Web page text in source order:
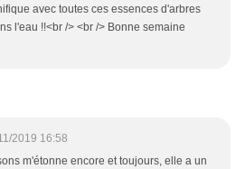
avec toutes ces essences d'arbres
l'eau !!<br /> <br /> Bonne semaine
2019 16:58
m'étonne encore et toujours, elle a un